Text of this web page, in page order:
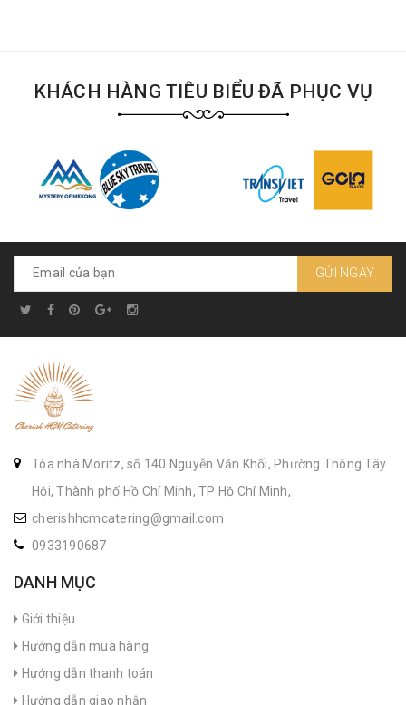
KHÁCH HÀNG TIÊU BIỂU ĐÃ PHỤC VỤ
GỬI NGAY
Tòa nhà Moritz, số 140 Nguyễn Văn Khối, Phường Thông Tây
Hội, Thành phố Hồ Chí Minh, TP Hồ Chí Minh,
cherishhcmcatering@gmail.com
0933190687
DANH MỤC
Giới thiệu
Hướng dẫn mua hàng
Hướng dẫn thanh toán
Hướng dẫn giao nhận